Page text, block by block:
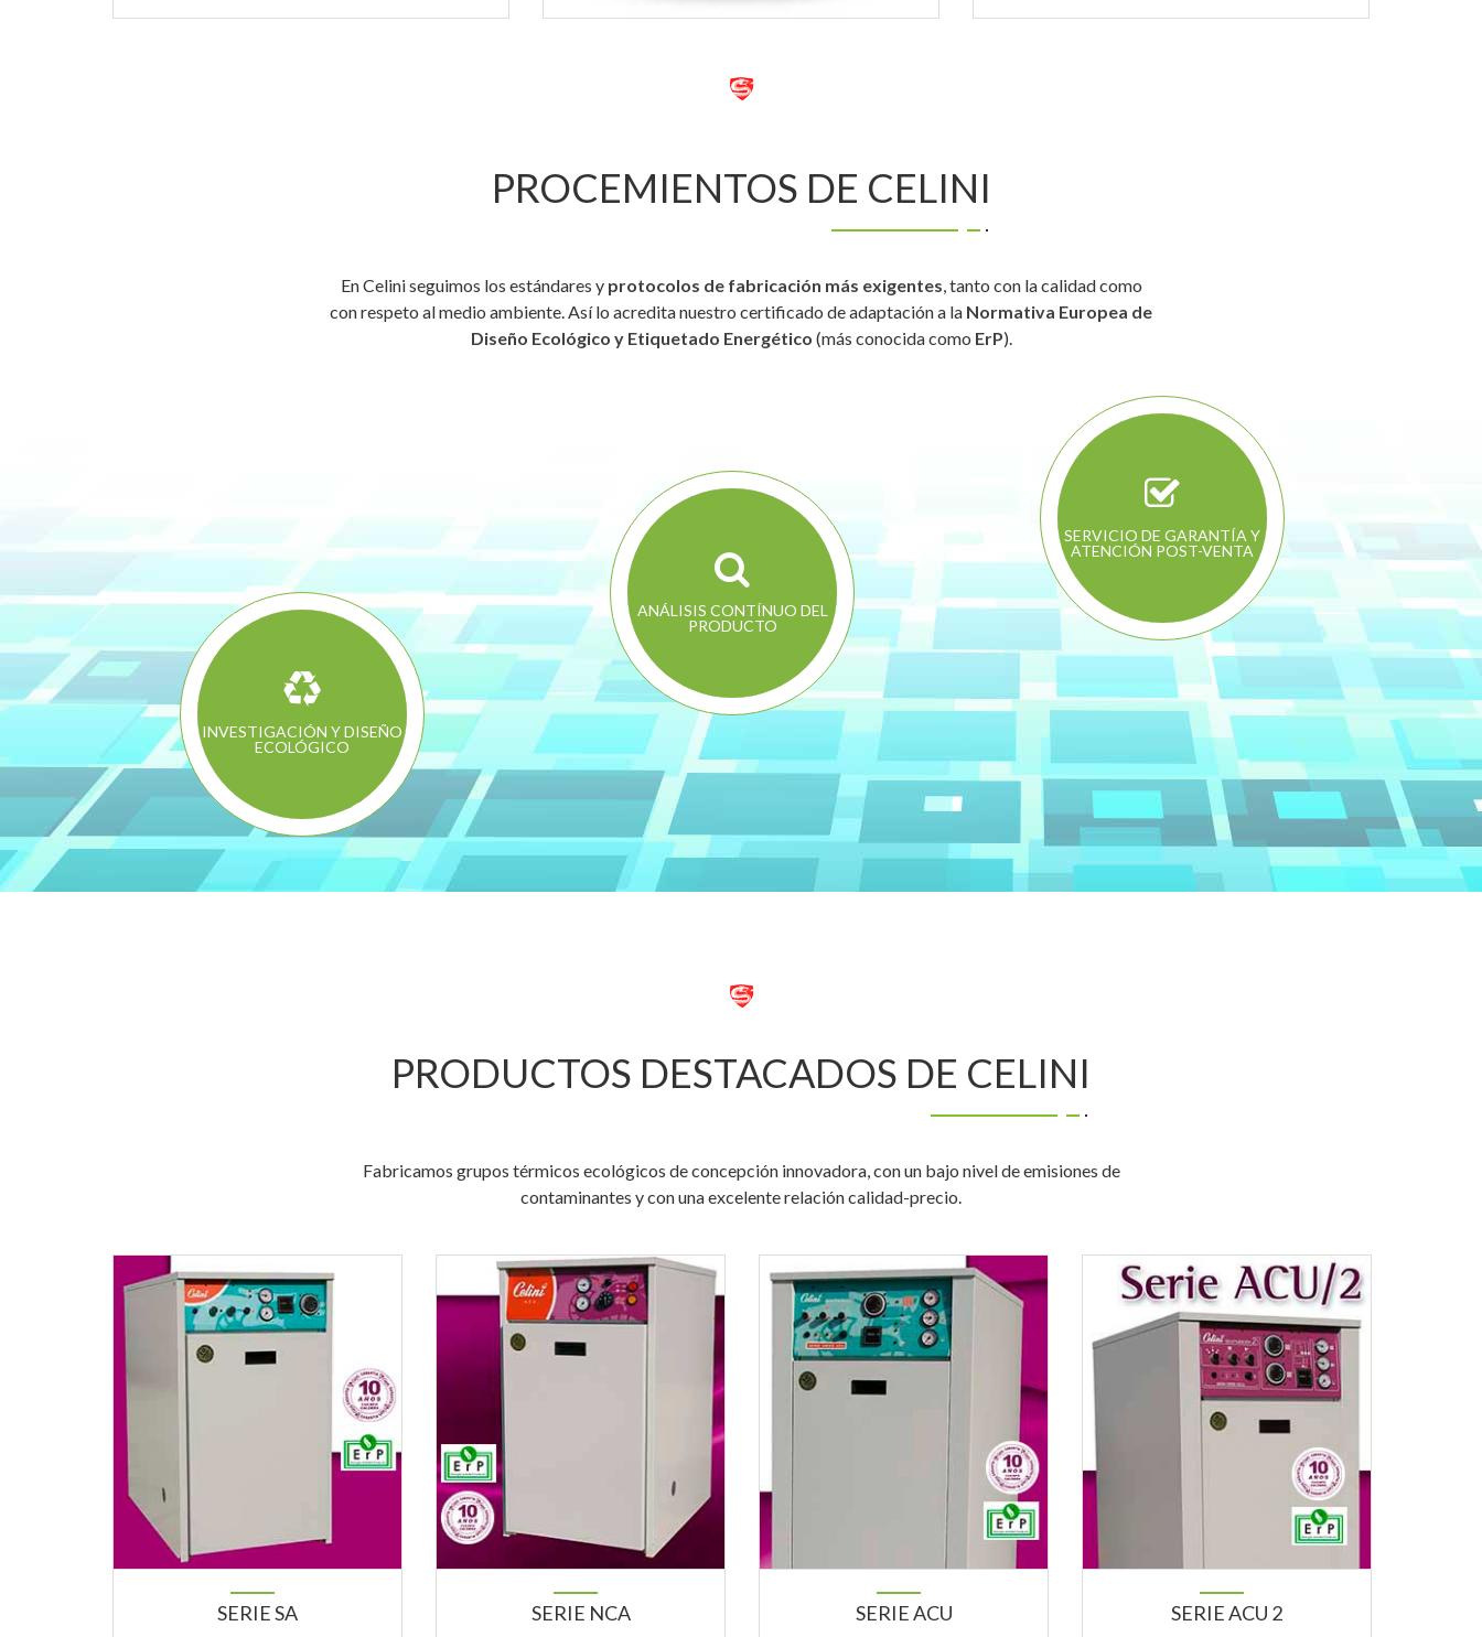
PROCEMIENTOS DE CELINI
En Celini seguimos los estándares y protocolos de fabricación más exigentes, tanto con la calidad como
con respeto al medio ambiente. Así lo acredita nuestro certificado de adaptación a la Normativa Europea de
Diseño Ecológico y Etiquetado Energético (más conocida como ErP).
INVESTIGACIÓN Y DISEÑO
ECOLÓGICO
ANÁLISIS CONTÍNUO DEL
PRODUCTO
SERVICIO DE GARANTÍA Y
ATENCIÓN POST-VENTA
PRODUCTOS DESTACADOS DE CELINI
Fabricamos grupos térmicos ecológicos de concepción innovadora, con un bajo nivel de emisiones de
contaminantes y con una excelente relación calidad-precio.
SERIE SA SERIE NCA SERIE ACU SERIE ACU 2